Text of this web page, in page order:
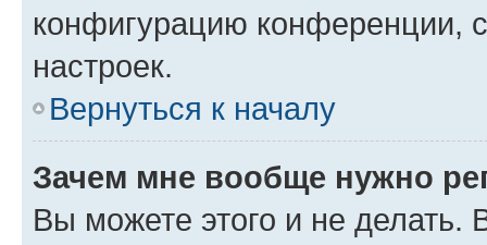
конфигурацию конференции,
настроек.
Вернуться к началу
Зачем мне вообще нужно
Вы можете этого и не делать.